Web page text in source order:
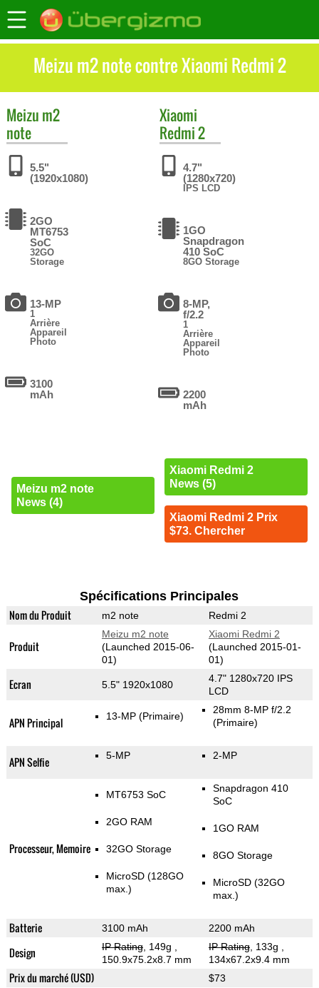
Meizu m2 note contre Xiaomi Redmi 2
Meizu m2
note
5.5"
(1920x1080)
2GO
MT6753
SoC
32GO
Storage
13-MP
1
Arrière
Appareil
Photo
3100
mAh
Meizu m2 note
News (4)
Xiaomi
Redmi 2
4.7"
(1280x720)
IPS LCD
1GO
Snapdragon
410 SoC
8GO Storage
8-MP,
f/2.2
1
Arrière
Appareil
Photo
2200
mAh
Xiaomi Redmi 2
News (5)
Xiaomi Redmi 2 Prix
$73. Chercher
Spécifications Principales
Nom du Produit m2 note Redmi 2
Produit
Meizu m2 note
(Launched 2015-06-
01)
Xiaomi Redmi 2
(Launched 2015-01-
01)
Ecran 5.5" 1920x1080
4.7" 1280x720 IPS
LCD
APN Principal 13-MP (Primaire)
28mm 8-MP f/2.2
(Primaire)
APN Selfie 5-MP 2-MP
Processeur, Memoire
MT6753 SoC
2GO RAM
32GO Storage
MicroSD (128GO
max.)
Snapdragon 410
SoC
1GO RAM
8GO Storage
MicroSD (32GO
max.)
Batterie 3100 mAh 2200 mAh
Design IP Rating, 149g
150.9x75.2x8.7 mm
IP Rating, 133g
134x67.2x9.4 mm
Prix du marché (USD) $73